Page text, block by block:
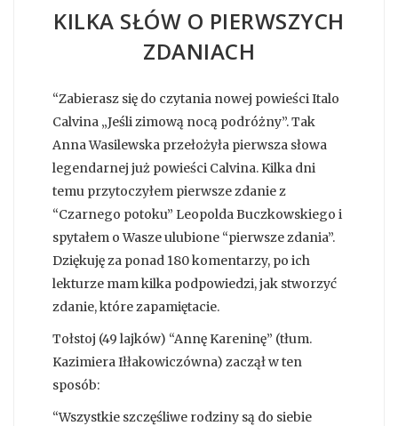
KILKA SŁÓW O PIERWSZYCH
ZDANIACH
“Zabierasz się do czytania nowej powieści Italo
Calvina „Jeśli zimową nocą podróżny”. Tak
Anna Wasilewska przełożyła pierwsza słowa
legendarnej już powieści Calvina. Kilka dni
temu przytoczyłem pierwsze zdanie z
“Czarnego potoku” Leopolda Buczkowskiego i
spytałem o Wasze ulubione “pierwsze zdania”.
Dziękuję za ponad 180 komentarzy, po ich
lekturze mam kilka podpowiedzi, jak stworzyć
zdanie, które zapamiętacie.
Tołstoj (49 lajków) “Annę Kareninę” (tłum.
Kazimiera Iłłakowiczówna) zaczął w ten
sposób:
“Wszystkie szczęśliwe rodziny są do siebie